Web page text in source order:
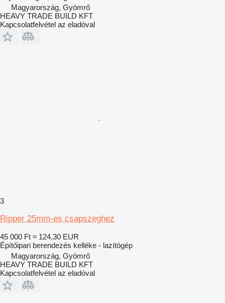
Magyarország, Gyömrő
HEAVY TRADE BUILD KFT
Kapcsolatfelvétel az eladóval
3
Ripper 25mm-es csapszeghez
45 000 Ft ≈ 124,30 EUR
Építőipari berendezés kelléke - lazítógép
Magyarország, Gyömrő
HEAVY TRADE BUILD KFT
Kapcsolatfelvétel az eladóval